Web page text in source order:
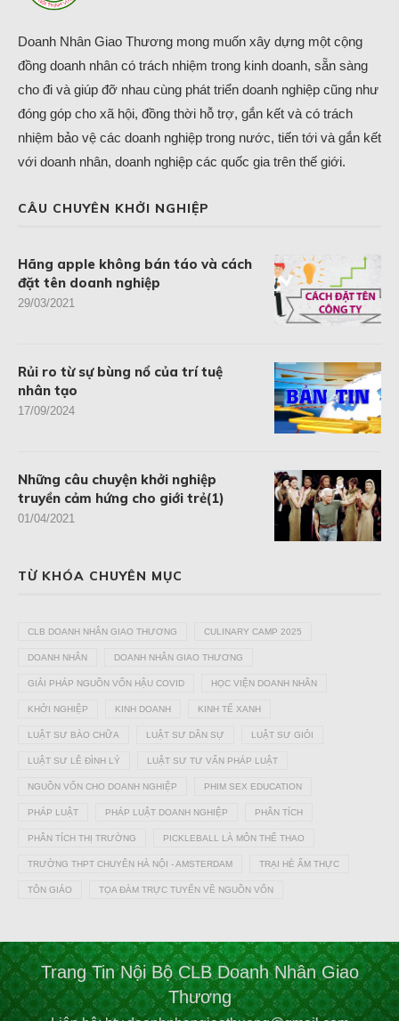
Doanh Nhân Giao Thương mong muốn xây dựng một cộng
đồng doanh nhân có trách nhiệm trong kinh doanh, sẵn sàng
cho đi và giúp đỡ nhau cùng phát triển doanh nghiệp cũng như
đóng góp cho xã hội, đồng thời hỗ trợ, gắn kết và có trách
nhiệm bảo vệ các doanh nghiệp trong nước, tiến tới và gắn kết
với doanh nhân, doanh nghiệp các quốc gia trên thế giới.
CÂU CHUYÊN KHỞI NGHIỆP
Hãng apple không bán táo và cách
đặt tên doanh nghiệp
29/03/2021
Rủi ro từ sự bùng nổ của trí tuệ
nhân tạo
17/09/2024
Những câu chuyện khởi nghiệp
truyền cảm hứng cho giới trẻ(1)
01/04/2021
TỪ KHÓA CHUYÊN MỤC
CLB DOANH NHÂN GIAO THƯƠNG CULINARY CAMP 2025
DOANH NHÂN DOANH NHÂN GIAO THƯƠNG
GIẢI PHÁP NGUỒN VỐN HẬU COVID HỌC VIỆN DOANH NHÂN
KHỞI NGHIỆP KINH DOANH KINH TẾ XANH
LUẬT SƯ BÀO CHỮA LUẬT SƯ DÂN SỰ LUẬT SƯ GIỎI
LUẬT SƯ LÊ ĐÌNH LÝ LUẬT SƯ TƯ VẤN PHÁP LUẬT
NGUỒN VỐN CHO DOANH NGHIỆP PHIM SEX EDUCATION
PHÁP LUẬT PHÁP LUẬT DOANH NGHIỆP PHÂN TÍCH
PHÂN TÍCH THỊ TRƯỜNG PICKLEBALL LÀ MÔN THỂ THAO
TRƯỜNG THPT CHUYÊN HÀ NỘI - AMSTERDAM TRẠI HÈ ẨM THỰC
TÔN GIÁO TỌA ĐÀM TRỰC TUYẾN VỀ NGUỒN VỐN
Trang Tin Nội Bộ CLB Doanh Nhân Giao
Thương